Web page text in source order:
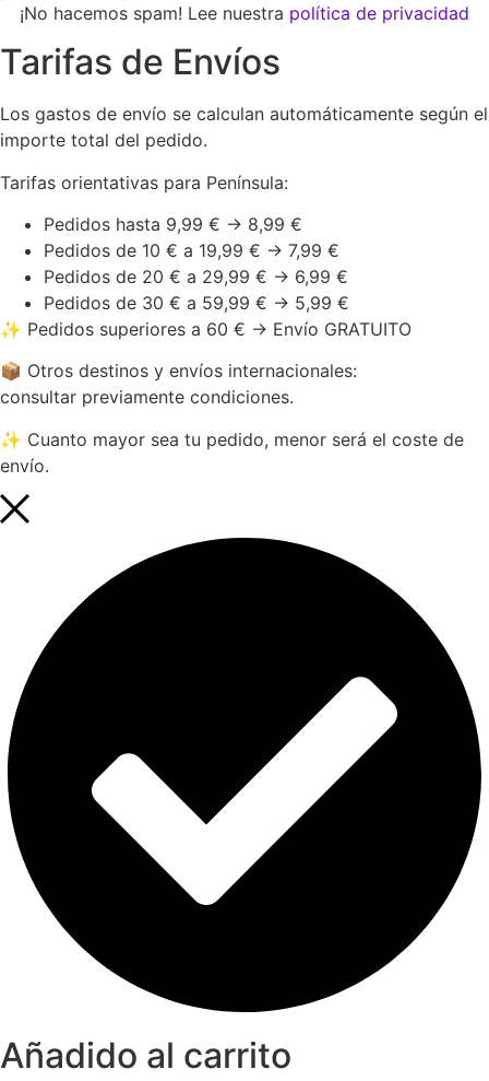
¡No hacemos spam! Lee nuestra política de privacidad
Tarifas de Envíos
Los gastos de envío se calculan automáticamente según el
importe total del pedido.
Tarifas orientativas para Península:
Pedidos hasta 9,99 € → 8,99 €
Pedidos de 10 € a 19,99 € → 7,99 €
Pedidos de 20 € a 29,99 € → 6,99 €
Pedidos de 30 € a 59,99 € → 5,99 €
✨ Pedidos superiores a 60 € → Envío GRATUITO
📦 Otros destinos y envíos internacionales:
consultar previamente condiciones.
✨ Cuanto mayor sea tu pedido, menor será el coste de
envío.
Añadido al carrito